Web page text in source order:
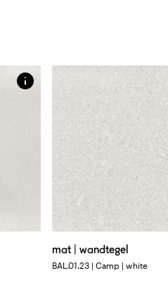
mat | wandtegel
BAL.01.23 | Camp | white